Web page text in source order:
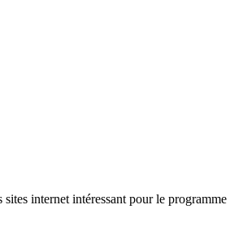
sites internet intéressant pour le